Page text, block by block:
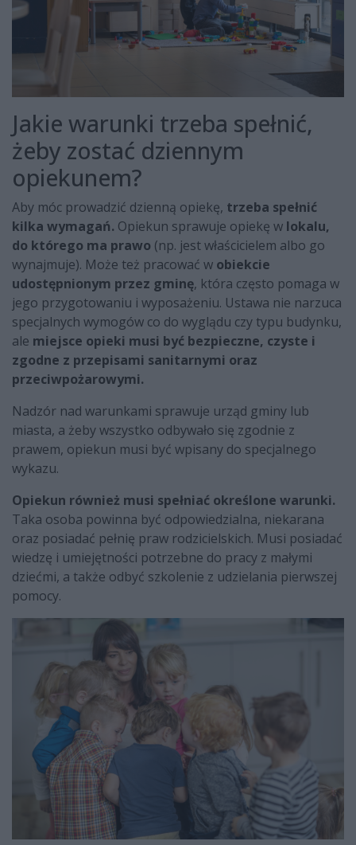
Jakie warunki trzeba spełnić,
żeby zostać dziennym
opiekunem?
Aby móc prowadzić dzienną opiekę, trzeba spełnić
kilka wymagań. Opiekun sprawuje opiekę w lokalu,
do którego ma prawo (np. jest właścicielem albo go
wynajmuje). Może też pracować w obiekcie
udostępnionym przez gminę, która często pomaga w
jego przygotowaniu i wyposażeniu. Ustawa nie narzuca
specjalnych wymogów co do wyglądu czy typu budynku,
ale miejsce opieki musi być bezpieczne, czyste i
zgodne z przepisami sanitarnymi oraz
przeciwpożarowymi.
Nadzór nad warunkami sprawuje urząd gminy lub
miasta, a żeby wszystko odbywało się zgodnie z
prawem, opiekun musi być wpisany do specjalnego
wykazu.
Opiekun również musi spełniać określone warunki.
Taka osoba powinna być odpowiedzialna, niekarana
oraz posiadać pełnię praw rodzicielskich. Musi posiadać
wiedzę i umiejętności potrzebne do pracy z małymi
dziećmi, a także odbyć szkolenie z udzielania pierwszej
pomocy.